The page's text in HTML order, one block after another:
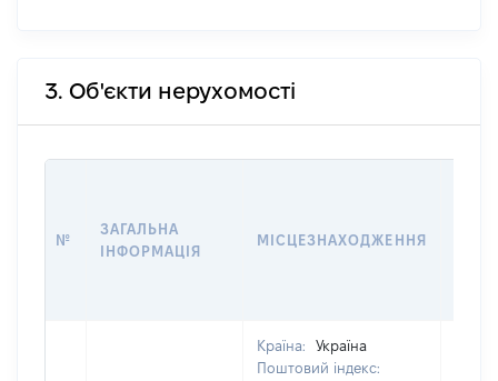
3. Об'єкти нерухомості
№
ЗАГАЛЬНА
ІНФОРМАЦІЯ
МІСЦЕЗНАХОДЖЕННЯ
Країна:
Україна
Поштовий індекс: